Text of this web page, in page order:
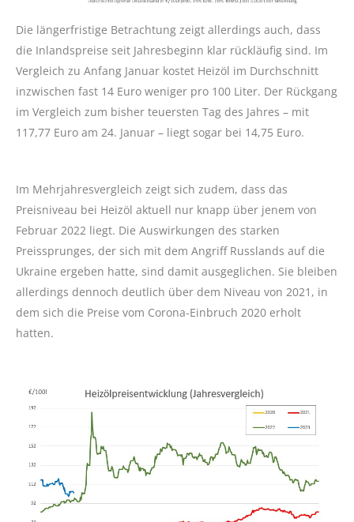
Die längerfristige Betrachtung zeigt allerdings auch, dass
die Inlandspreise seit Jahresbeginn klar rückläufig sind. Im
Vergleich zu Anfang Januar kostet Heizöl im Durchschnitt
inzwischen fast 14 Euro weniger pro 100 Liter. Der Rückgang
im Vergleich zum bisher teuersten Tag des Jahres – mit
117,77 Euro am 24. Januar – liegt sogar bei 14,75 Euro.
Im Mehrjahresvergleich zeigt sich zudem, dass das
Preisniveau bei Heizöl aktuell nur knapp über jenem von
Februar 2022 liegt. Die Auswirkungen des starken
Preissprunges, der sich mit dem Angriff Russlands auf die
Ukraine ergeben hatte, sind damit ausgeglichen. Sie bleiben
allerdings dennoch deutlich über dem Niveau von 2021, in
dem sich die Preise vom Corona-Einbruch 2020 erholt
hatten.